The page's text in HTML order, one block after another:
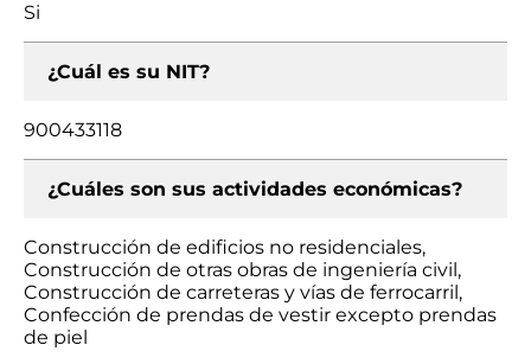
Si
¿Cuál es su NIT?
900433118
¿Cuáles son sus actividades económicas?
Construcción de edificios no residenciales,
Construcción de otras obras de ingeniería civil,
Construcción de carreteras y vías de ferrocarril,
Confección de prendas de vestir excepto prendas
de piel